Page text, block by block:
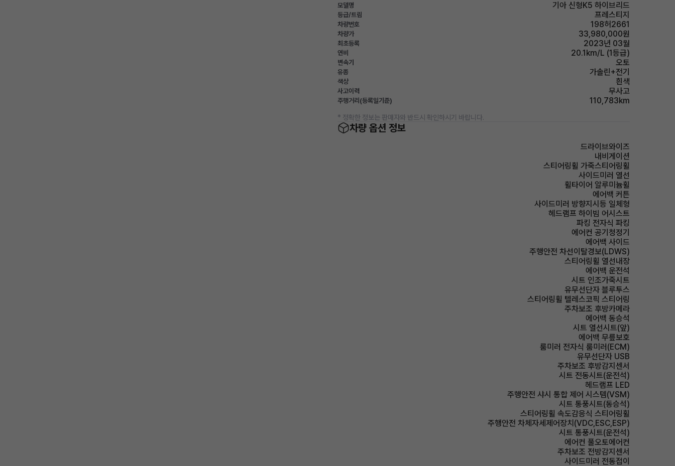
모델명 기아 신형K5 하이브리드
등급/트림 프레스티지
차량번호 198허2661
차량가 33,980,000원
최초등록 2023년 03월
연비 20.1km/L (1등급)
변속기 오토
유종 가솔린+전기
색상 흰색
사고이력 무사고
주행거리(등록일기준) 110,783km
* 정확한 정보는 판매자와 반드시 확인하시기 바랍니다.
차량 옵션 정보
드라이브와이즈
내비게이션
스티어링휠 가죽스티어링휠
사이드미러 열선
휠타이어 알루미늄휠
에어백 커튼
사이드미러 방향지시등 일체형
헤드램프 하이빔 어시스트
파킹 전자식 파킹
에어컨 공기청정기
에어백 사이드
주행안전 차선이탈경보(LDWS)
스티어링휠 열선내장
에어백 운전석
시트 인조가죽시트
유무선단자 블루투스
스티어링휠 텔레스코픽 스티어링
주차보조 후방카메라
에어백 동승석
시트 열선시트(앞)
에어백 무릎보호
룸미러 전자식 룸미러(ECM)
유무선단자 USB
주차보조 후방감지센서
시트 전동시트(운전석)
헤드램프 LED
주행안전 샤시 통합 제어 시스템(VSM)
시트 통풍시트(동승석)
스티어링휠 속도감응식 스티어링휠
주행안전 차체자세제어장치(VDC,ESC,ESP)
시트 통풍시트(운전석)
에어컨 풀오토에어컨
주차보조 전방감지센서
사이드미러 전동접이